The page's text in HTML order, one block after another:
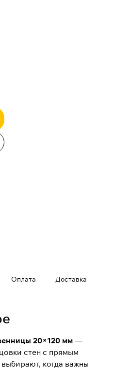
Оплата Доставка
20×120 мм —
стен с прямым
когда важны